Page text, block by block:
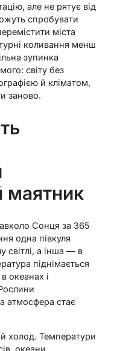
але не рятує від
спробувати
міста
коливання менш
зупинка
світу без
й кліматом,
заново.
маятник
Сонця за 365
одна півкуля
світлі, а інша — в
піднімається
океанах і
атмосфера стає
холод. Температури
океани